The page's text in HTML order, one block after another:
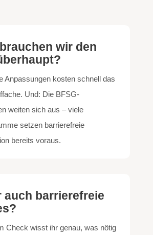
wir den
Anpassungen kosten schnell das
Und: Die BFSG-
weiten sich aus – viele
setzen barrierefreie
bereits voraus.
auch barrierefreie
Check wisst ihr genau, was nötig